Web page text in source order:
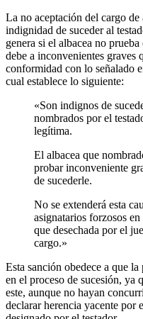
La no aceptación del cargo de
indignidad de suceder al
genera si el albacea no
debe a inconvenientes graves
conformidad con lo señalado
cual establece lo siguiente:
«Son indignos de
nombrados por el
legítima.
El albacea que
probar inconveniente
de sucederle.
No se extenderá esta
asignatarios forzosos
que desechada por el
cargo.»
Esta sanción obedece a que
en el proceso de sucesión, ya
este, aunque no hayan
declarar herencia yacente por